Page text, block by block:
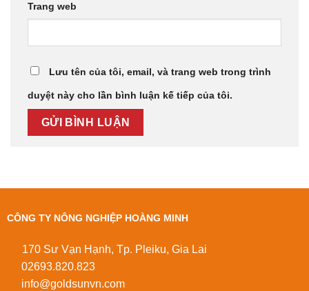
Trang web
Lưu tên của tôi, email, và trang web trong trình
duyệt này cho lần bình luận kế tiếp của tôi.
CÔNG TY NÔNG NGHIỆP HOÀNG MINH
170 Sư Vạn Hạnh, Tp. Pleiku, Gia Lai
02693.820.823
info@goldsunvn.com